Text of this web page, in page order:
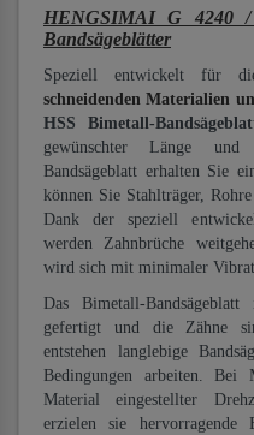
HENGSIMAI G 4240
Bandsägeblätter
Speziell entwickelt für
schneidenden Materialien
HSS Bimetall-
gewünschter Länge
Bandsägeblatt erhalten Sie
können Sie Stahlträger,
Dank der speziell
werden Zahnbrüche
wird sich mit minimaler
Das Bimetall-
gefertigt und die Zähne
entstehen langlebige
Bedingungen arbeiten. Bei
Material eingestellter
erzielen sie hervorragende